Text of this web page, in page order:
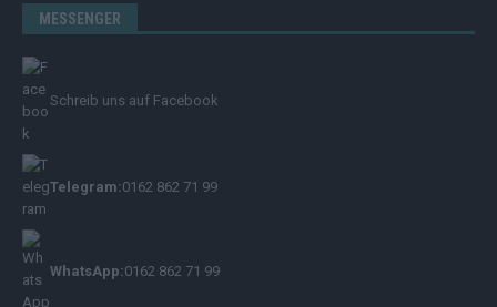
MESSENGER
Schreib uns auf Facebook
Telegram:0162 862 71 99
WhatsApp:0162 862 71 99